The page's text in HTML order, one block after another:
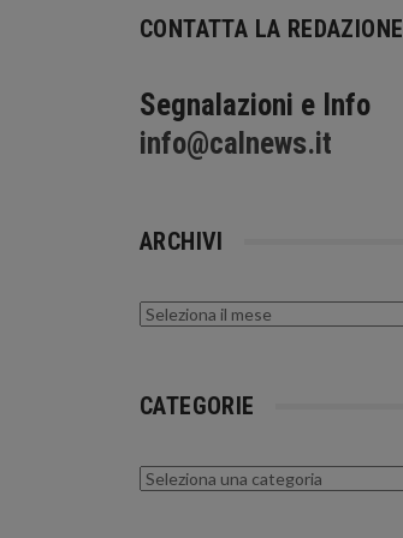
CONTATTA LA REDAZIONE
Segnalazioni e Info
info@calnews.it
ARCHIVI
Archivi
CATEGORIE
Categorie